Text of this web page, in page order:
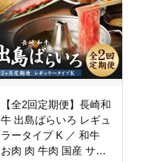
【全2回定期便】長崎和
牛 出島ばらいろ レギュ
ラータイプ K ／ 和牛
お肉 肉 牛肉 国産 サー